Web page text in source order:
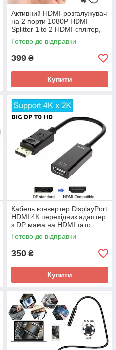
Активний HDMI-розгалужувач
на 2 порти 1080P HDMI
Splitter 1 to 2 HDMI-сплітер,
HDMI HUB
Готово до відправки
399 ₴
Купити
Кабель конвертер DisplayPort
HDMI 4K перехідник адаптер
з DP мама на HDMI тато
відеокабель
Готово до відправки
350 ₴
Купити